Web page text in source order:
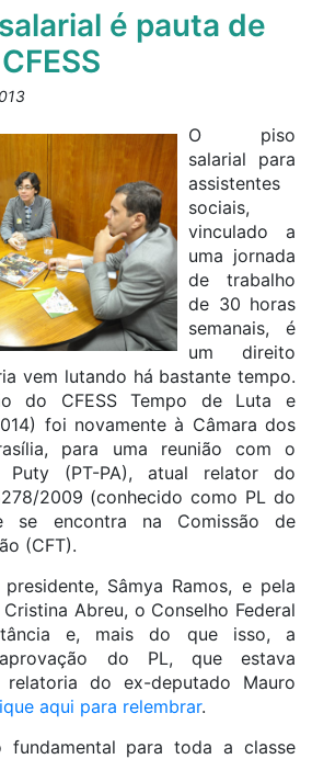
é pauta de
O piso
salarial para
assistentes
sociais,
vinculado a
uma jornada
de trabalho
de 30 horas
semanais, é
um direito
vem lutando há bastante tempo.
do CFESS Tempo de Luta e
foi novamente à Câmara dos
para uma reunião com o
Puty (PT-PA), atual relator do
2009 (conhecido como PL do
se encontra na Comissão de
(CFT).
Sâmya Ramos, e pela
Abreu, o Conselho Federal
e, mais do que isso, a
do PL, que estava
relatoria do ex-deputado Mauro
aqui para relembrar.
fundamental para toda a classe